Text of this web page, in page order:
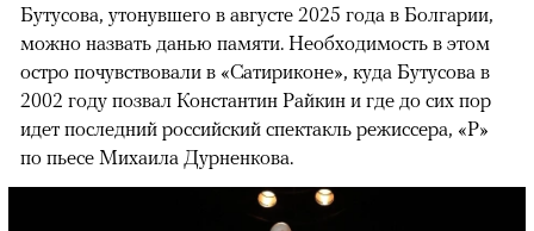
Бутусова, утонувшего в августе 2025 года в Болгарии,
можно назвать данью памяти. Необходимость в этом
остро почувствовали в «Сатириконе», куда Бутусова в
2002 году позвал Константин Райкин и где до сих пор
идет последний российский спектакль режиссера, «Р»
по пьесе Михаила Дурненкова.